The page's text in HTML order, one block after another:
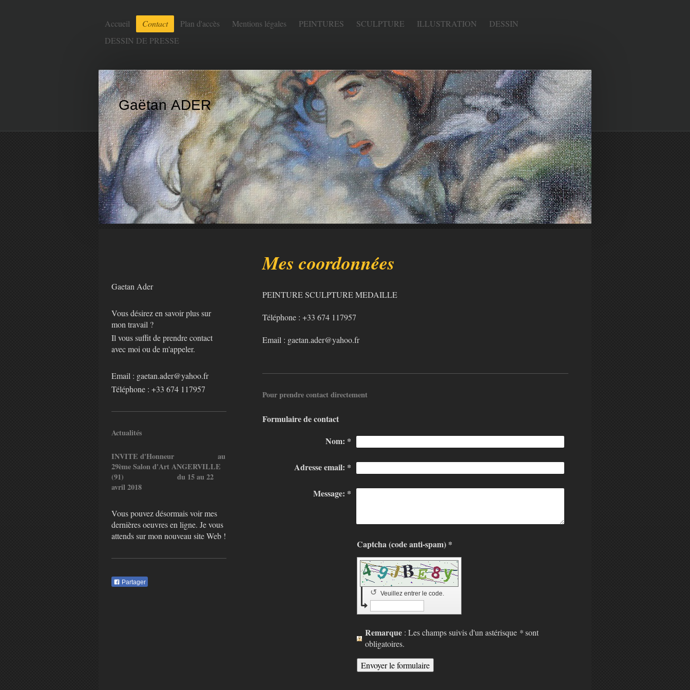
Accueil Contact Plan d'accès Mentions légales PEINTURES SCULPTURE ILLUSTRATION
DESSIN
DESSIN DE PRESSE
Gaëtan ADER
Mes coordonnées
PEINTURE SCULPTURE MEDAILLE
Téléphone : +33 674 117957
Email : gaetan.ader@yahoo.fr
Pour prendre contact directement
Formulaire de contact
Nom: *
Adresse email: *
Message: *
Captcha (code anti-spam) *
Veuillez entrer le code.
↺
Remarque : Les champs suivis d'un astérisque *sont
obligatoires.
GaetanAder
Vous désirez en savoir plus sur
mon travail ?
Il vous suffit de prendre contact
avec moi ou de m'appeler.
Email : gaetan.ader@yahoo.fr
Téléphone : +33 674 117957
Actualités
INVITE d'Honneur au
29ème Salon d'Art ANGERVILLE
(91) du 15 au 22
avril 2018
Vous pouvez désormais voir mes
dernières oeuvres en ligne. Je vous
attends sur mon nouveau site Web !
Partager